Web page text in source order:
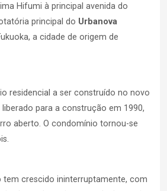
Hifumi à principal avenida do
principal do Urbanova
a cidade de origem de
residencial a ser construído no novo
liberado para a construção em 1990,
aberto. O condomínio tornou-se
tem crescido ininterruptamente, com